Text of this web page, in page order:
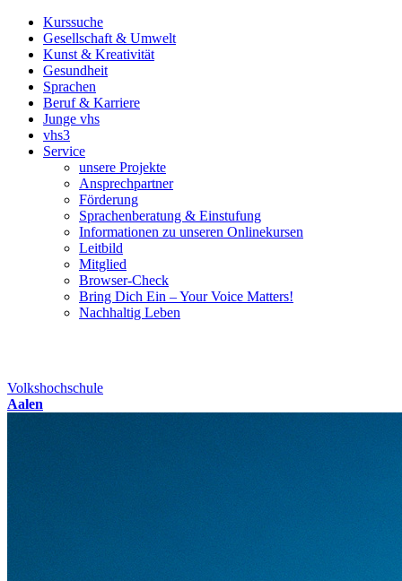
Kurssuche
Gesellschaft & Umwelt
Kunst & Kreativität
Gesundheit
Sprachen
Beruf & Karriere
Junge vhs
vhs3
Service
unsere Projekte
Ansprechpartner
Förderung
Sprachenberatung & Einstufung
Informationen zu unseren Onlinekursen
Leitbild
Mitglied
Browser-Check
Bring Dich Ein – Your Voice Matters!
Nachhaltig Leben
Volkshochschule
Aalen